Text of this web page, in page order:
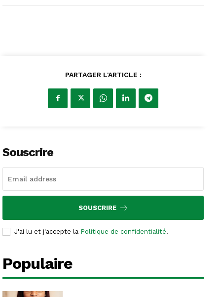
PARTAGER L'ARTICLE :
Souscrire
SOUSCRIRE
J'ai lu et j'accepte la Politique de confidentialité.
Populaire